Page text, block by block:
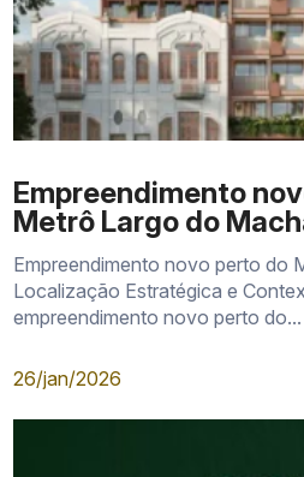
Empreendimento
Metrô Largo do
Empreendimento novo perto do
Localização Estratégica e
empreendimento novo perto do...
26/jan/2026